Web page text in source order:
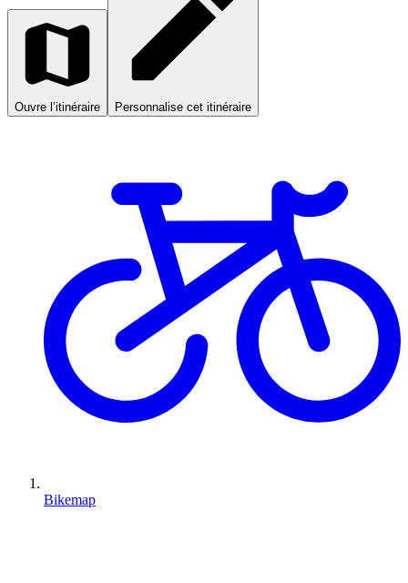
Ouvre l’itinéraire Personnalise cet itinéraire
Bikemap